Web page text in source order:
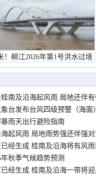
！柳江2026年第1号洪水过境
市民在堤岸见证汛况
南及沿海起风雨 局地还伴
台发布台风四级预警（海面）
雨天出行避险指南
起风雨 局地雨势强还伴强
经生成 桂南及沿海将有风雨
年秋季气候趋势预测
经生成 桂南及沿海一带将